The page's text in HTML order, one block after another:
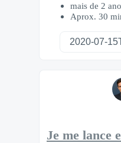
mais de 2
Aprox. 30
Je me lance